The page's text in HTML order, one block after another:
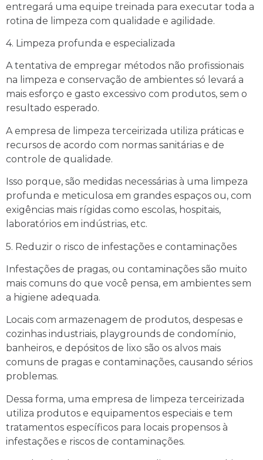
entregará uma equipe treinada para executar toda a
rotina de limpeza com qualidade e agilidade.
4. Limpeza profunda e especializada
A tentativa de empregar métodos não profissionais
na limpeza e conservação de ambientes só levará a
mais esforço e gasto excessivo com produtos, sem o
resultado esperado.
A empresa de limpeza terceirizada utiliza práticas e
recursos de acordo com normas sanitárias e de
controle de qualidade.
Isso porque, são medidas necessárias à uma limpeza
profunda e meticulosa em grandes espaços ou, com
exigências mais rígidas como escolas, hospitais,
laboratórios em indústrias, etc.
5. Reduzir o risco de infestações e contaminações
Infestações de pragas, ou contaminações são muito
mais comuns do que você pensa, em ambientes sem
a higiene adequada.
Locais com armazenagem de produtos, despesas e
cozinhas industriais, playgrounds de condomínio,
banheiros, e depósitos de lixo são os alvos mais
comuns de pragas e contaminações, causando sérios
problemas.
Dessa forma, uma empresa de limpeza terceirizada
utiliza produtos e equipamentos especiais e tem
tratamentos específicos para locais propensos à
infestações e riscos de contaminações.